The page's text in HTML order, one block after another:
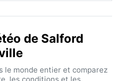
de Salford
le monde entier et comparez
les conditions et les